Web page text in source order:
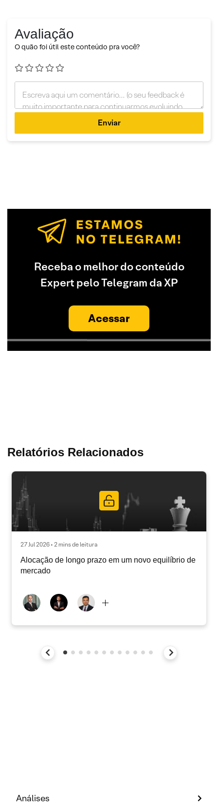
Avaliação
O quão foi útil este conteúdo pra você?
Enviar
Receba o melhor do conteúdo
Expert pelo Telegram da XP
Acessar
Relatórios Relacionados
27 Jul 2026 • 2 mins de leitura
Alocação de longo prazo em um novo equilíbrio de
mercado
Análises